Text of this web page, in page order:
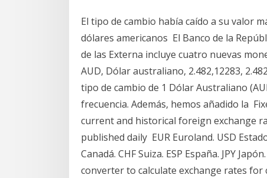
El tipo de cambio había caído a su valor
dólares americanos El Banco de la
de las Externa incluye cuatro nuevas
AUD, Dólar australiano, 2.482,12283,
tipo de cambio de 1 Dólar Australiano
frecuencia. Además, hemos añadido la
current and historical foreign exchange
published daily EUR Euroland. USD
Canadá. CHF Suiza. ESP España. JPY
converter to calculate exchange rates